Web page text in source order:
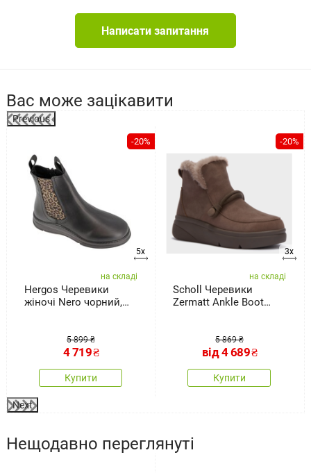
Написати запитання
Вас може зацікавити
Previous
-20%
5x
на складі
Hergos Черевики
жіночі Nero чорний,
5 899 ₴
4 719₴
Купити
-20%
3x
на складі
Scholl Черевики
Zermatt Ankle Boot
5 869 ₴
від4 689₴
Купити
Next
Нещодавно переглянуті